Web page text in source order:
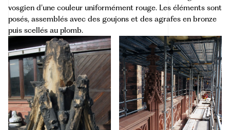
vosgien d’une couleur uniformément rouge. Les éléments sont
posés, assemblés avec des goujons et des agrafes en bronze
puis scellés au plomb.